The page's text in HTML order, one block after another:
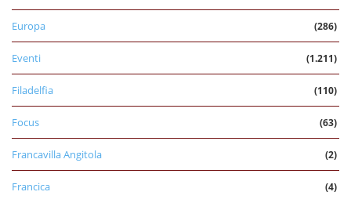
Europa (286)
Eventi (1.211)
Filadelfia (110)
Focus (63)
Francavilla Angitola (2)
Francica (4)